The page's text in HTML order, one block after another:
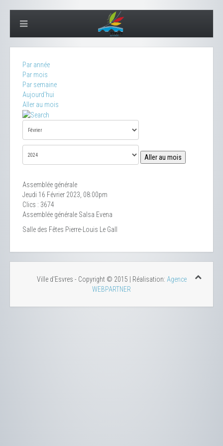
Par année
Par mois
Par semaine
Aujourd'hui
Aller au mois
Aller au mois
Assemblée générale
Jeudi 16 Février 2023, 08:00pm
Clics : 3674
Assemblée générale Salsa Evena
Salle des Fêtes Pierre-Louis Le Gall
Ville d'Esvres - Copyright © 2015 | Réalisation: Agence
WEBPARTNER